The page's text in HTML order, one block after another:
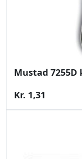
Mustad 7255D
Kr. 1,31